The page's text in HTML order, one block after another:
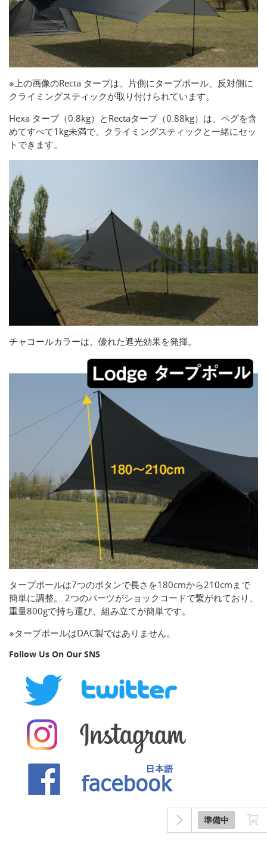
準備中
※上の画像のRecta タープは、片側にタープポール、反対側に
クライミングスティックが取り付けられています。
Hexa タープ（0.8kg）とRectaタープ（0.88kg）は、ペグを含
めてすべて1kg未満で、クライミングスティックと一緒にセッ
トできます。
チャコールカラーは、優れた遮光効果を発揮。
タープポールは7つのボタンで長さを180cmから210cmまで
簡単に調整。 2つのパーツがショックコードで繋がれており、
重量800gで持ち運び、組み立てが簡単です。
※タープポールはDAC製ではありません。
Follow Us On Our SNS